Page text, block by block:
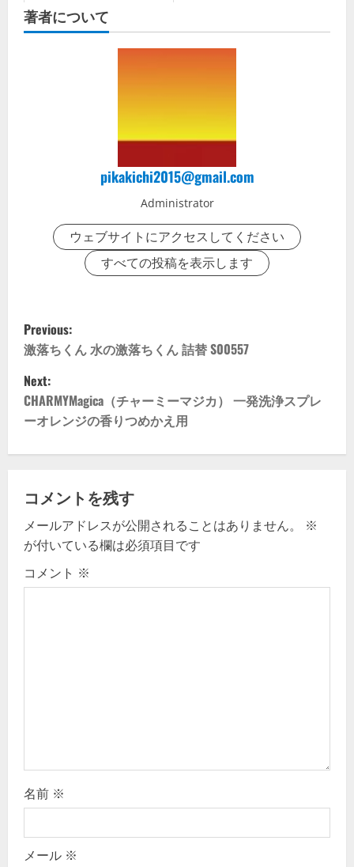
著者について
pikakichi2015@gmail.com
Administrator
ウェブサイトにアクセスしてください
すべての投稿を表示します
P
o
s
t
n
a
v
i
g
Previous:
激落ちくん 水の激落ちくん 詰替 S00557
Next:
CHARMYMagica（チャーミーマジカ） 一発洗浄スプレ
ーオレンジの香りつめかえ用
コメントを残す
メールアドレスが公開されることはありません。
※
が付いている欄は必須項目です
コメント ※
名前 ※
メール ※